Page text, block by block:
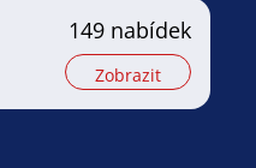
149 nabídek
Zobrazit